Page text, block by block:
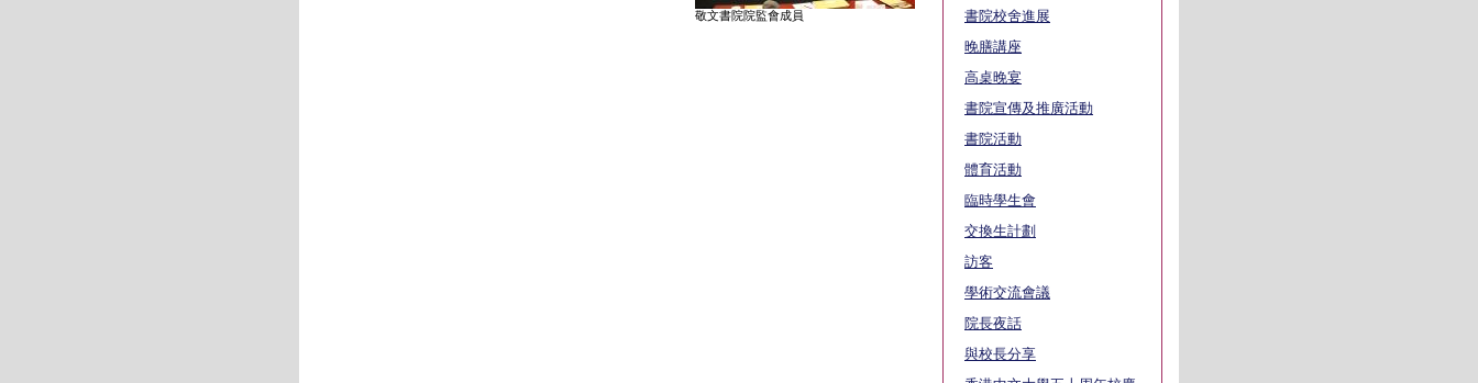
敬文書院院監會成員
書院校舍進展
晚膳講座
高桌晚宴
書院宣傳及推廣活動
書院活動
體育活動
臨時學生會
交換生計劃
訪客
學術交流會議
院長夜話
與校長分享